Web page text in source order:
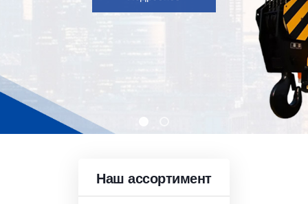
Наш ассортимент